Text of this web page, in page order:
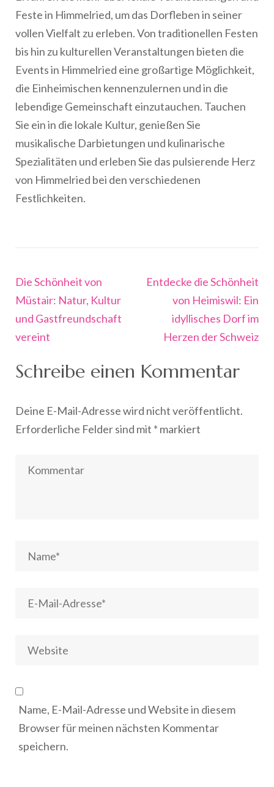
Feste in Himmelried, um das Dorfleben in seiner
vollen Vielfalt zu erleben. Von traditionellen Festen
bis hin zu kulturellen Veranstaltungen bieten die
Events in Himmelried eine großartige Möglichkeit,
die Einheimischen kennenzulernen und in die
lebendige Gemeinschaft einzutauchen. Tauchen
Sie ein in die lokale Kultur, genießen Sie
musikalische Darbietungen und kulinarische
Spezialitäten und erleben Sie das pulsierende Herz
von Himmelried bei den verschiedenen
Festlichkeiten.
Beitragsnavigation
Die Schönheit von
Müstair: Natur, Kultur
und Gastfreundschaft
vereint
Entdecke die Schönheit
von Heimiswil: Ein
idyllisches Dorf im
Herzen der Schweiz
Schreibe einen Kommentar
Deine E-Mail-Adresse wird nicht veröffentlicht.
Erforderliche Felder sind mit * markiert
Name, E-Mail-Adresse und Website in diesem
Browser für meinen nächsten Kommentar
speichern.